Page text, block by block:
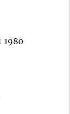
1980